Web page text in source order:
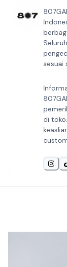
sesuai
di